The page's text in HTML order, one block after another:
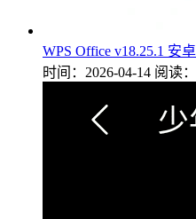
WPS Office v18.25.1 安
时间：2026-04-14 阅读